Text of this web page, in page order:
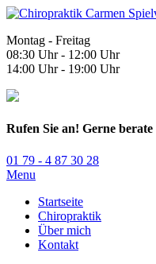
Montag - Freitag
08:30 Uhr - 12:00 Uhr
14:00 Uhr - 19:00 Uhr
Rufen Sie an! Gerne berate
01 79 - 4 87 30 28
Menu
Startseite
Chiropraktik
Über mich
Kontakt